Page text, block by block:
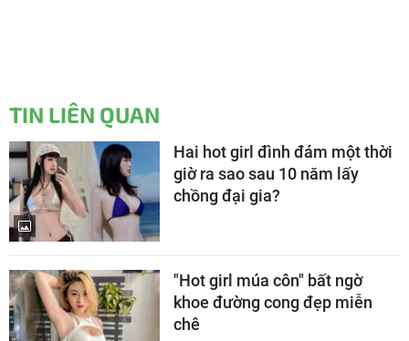
TIN LIÊN QUAN
Hai hot girl đình đám một thời
giờ ra sao sau 10 năm lấy
chồng đại gia?
"Hot girl múa côn" bất ngờ
khoe đường cong đẹp miễn
chê